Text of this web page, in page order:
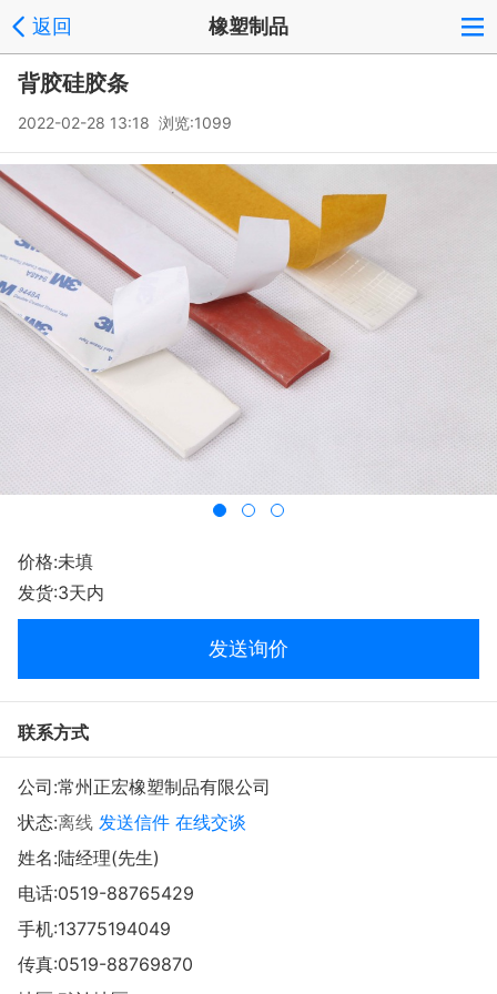
返回 橡塑制品
背胶硅胶条
2022-02-28 13:18 浏览:1099
价格:未填
发货:3天内
发送询价
联系方式
公司:常州正宏橡塑制品有限公司
状态:离线 发送信件 在线交谈
姓名:陆经理(先生)
电话:0519-88765429
手机:13775194049
传真:0519-88769870